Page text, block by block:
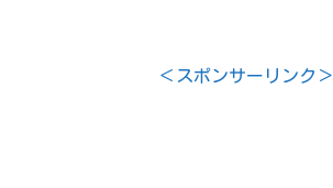
＜スポンサーリンク＞